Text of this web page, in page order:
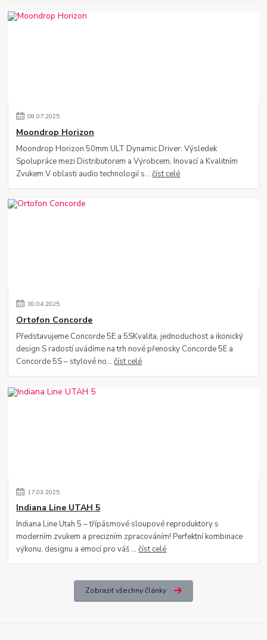
08.07.2025
Moondrop Horizon
Moondrop Horizon 50mm ULT Dynamic Driver: Výsledek
Spolupráce mezi Distributorem a Výrobcem, Inovací a Kvalitním
Zvukem V oblasti audio technologií s...číst celé
30.04.2025
Ortofon Concorde
Představujeme Concorde 5E a 5SKvalita, jednoduchost a ikonický
design S radostí uvádíme na trh nové přenosky Concorde 5E a
Concorde 5S – stylové no...číst celé
17.03.2025
Indiana Line UTAH 5
Indiana Line Utah 5 – třípásmové sloupové reproduktory s
moderním zvukem a precizním zpracováním! Perfektní kombinace
výkonu, designu a emocí pro váš ...číst celé
Zobrazit všechny články